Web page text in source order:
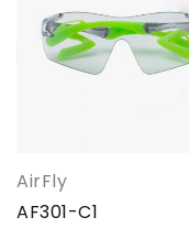
AirFly
AF301-C1